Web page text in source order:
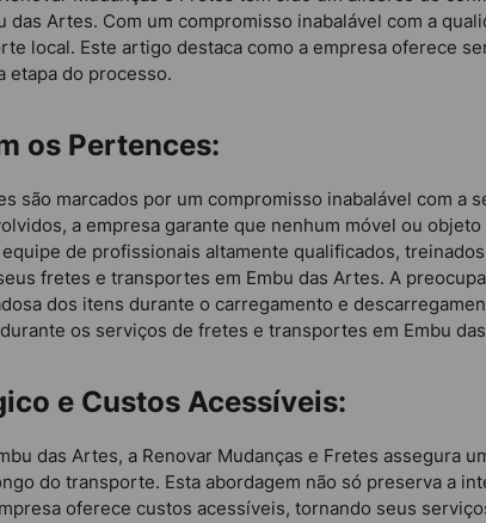
Artes. Com um compromisso inabalável com a
local. Este artigo destaca como a empresa oferece
etapa do processo.
os Pertences:
são marcados por um compromisso inabalável com
a empresa garante que nenhum móvel ou
de profissionais altamente qualificados,
fretes e transportes em Embu das Artes. A
dos itens durante o carregamento e
os serviços de fretes e transportes em Embu
e Custos Acessíveis:
das Artes, a Renovar Mudanças e Fretes assegura
do transporte. Esta abordagem não só preserva a
oferece custos acessíveis, tornando seus